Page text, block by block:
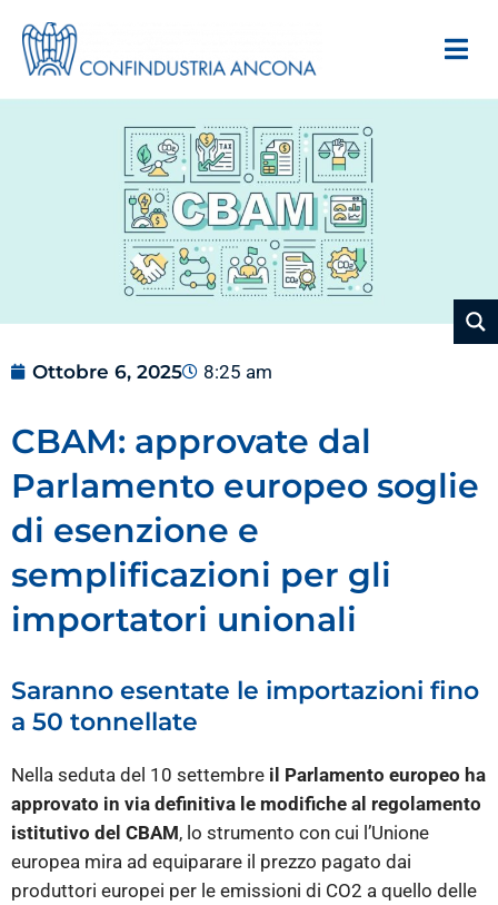
Ottobre 6, 2025 8:25 am
CBAM: approvate dal
Parlamento europeo soglie
di esenzione e
semplificazioni per gli
importatori unionali
Saranno esentate le importazioni fino
a 50 tonnellate
Nella seduta del 10 settembre il Parlamento europeo ha
approvato in via definitiva le modifiche al regolamento
istitutivo del CBAM, lo strumento con cui l’Unione
europea mira ad equiparare il prezzo pagato dai
produttori europei per le emissioni di CO2 a quello delle